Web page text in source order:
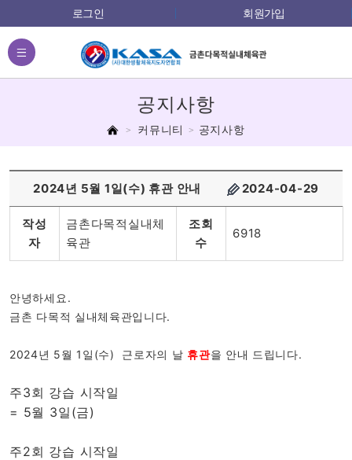
로그인 회원가입
전체메뉴
홈 커뮤니티 공지사항
공지사항
2024년 5월 1일(수) 휴관 안내 2024-04-29
작성
자
금촌다목적실내체
육관
조회
수
6918
안녕하세요.
금촌 다목적 실내체육관입니다.
2024년 5월 1일(수) 근로자의 날 휴관을 안내 드립니다.
주3회 강습 시작일
= 5월 3일(금)
주2회 강습 시작일